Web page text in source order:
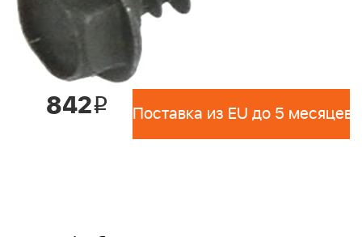
842i Поставка из EU до 5 месяцев